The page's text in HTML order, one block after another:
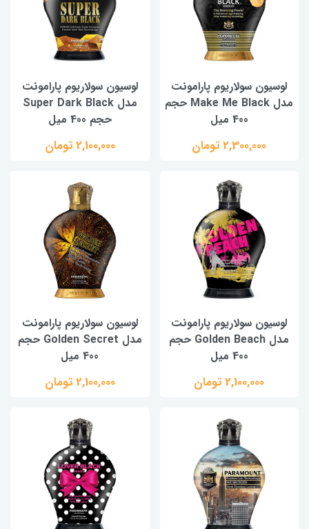
لوسیون سولاریوم پارامونت
مدل Make Me Black حجم
400 میل
2,300,000 تومان
لوسیون سولاریوم پارامونت
مدل Super Dark Black
حجم 400 میل
2,100,000 تومان
لوسیون سولاریوم پارامونت
مدل Golden Beach حجم
400 میل
2,100,000 تومان
لوسیون سولاریوم پارامونت
مدل Golden Secret حجم
400 میل
2,100,000 تومان